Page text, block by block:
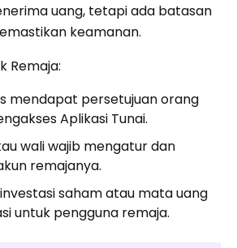
uang, tetapi ada batasan
keamanan.
Remaja:
mendapat persetujuan orang
Aplikasi Tunai.
wali wajib mengatur dan
remajanya.
saham atau mata uang
untuk pengguna remaja.